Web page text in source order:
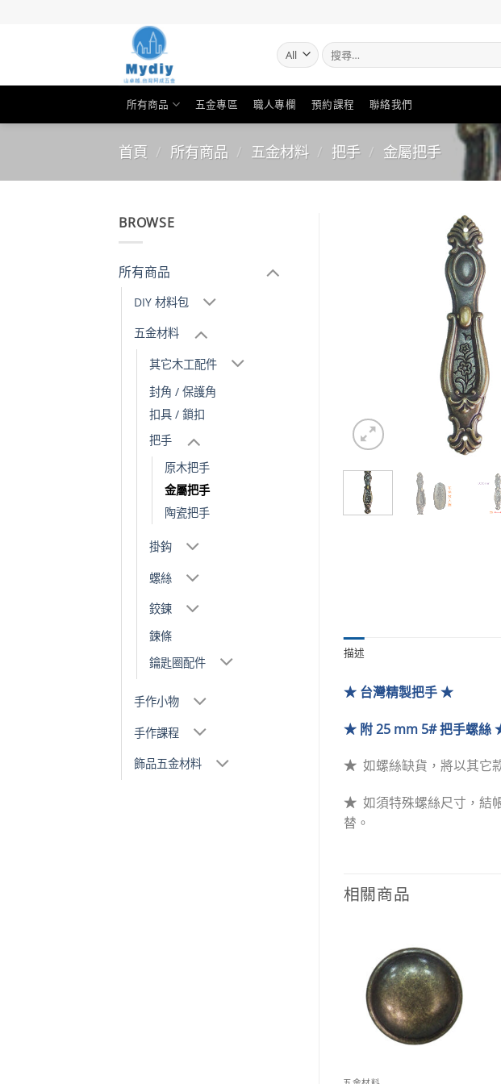
搜
尋
字:
所有商品 五金專區 職人專欄 預約課程 聯絡我們
首頁 / 所有商品 / 五金材料 / 把手 / 金屬把手
BROWSE
所有商品
DIY 材料包
五金材料
其它木工配件
封角 / 保護角
扣具 / 鎖扣
把手
原木把手
金屬把手
陶瓷把手
掛鈎
螺絲
鉸鍊
鍊條
鑰匙圈配件
手作小物
手作課程
飾品五金材料
描述
★ 台灣精製把手 ★
★ 附 25 mm 5# 把手螺絲
★ 如螺絲缺貨，將以其它
★ 如須特殊螺絲尺寸，結
替。
相關商品
Add to
wishlist